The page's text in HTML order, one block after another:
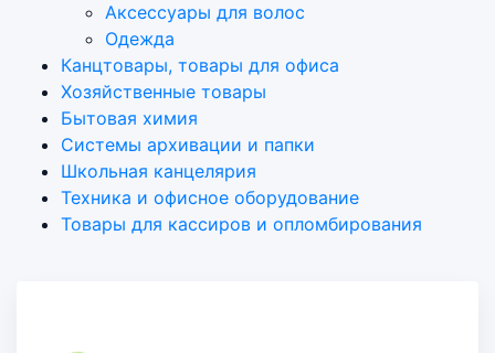
Аксеcсуары для волос
Одежда
Канцтовары, товары для офиса
Хозяйственные товары
Бытовая химия
Системы архивации и папки
Школьная канцелярия
Техника и офисное оборудование
Товары для кассиров и опломбирования